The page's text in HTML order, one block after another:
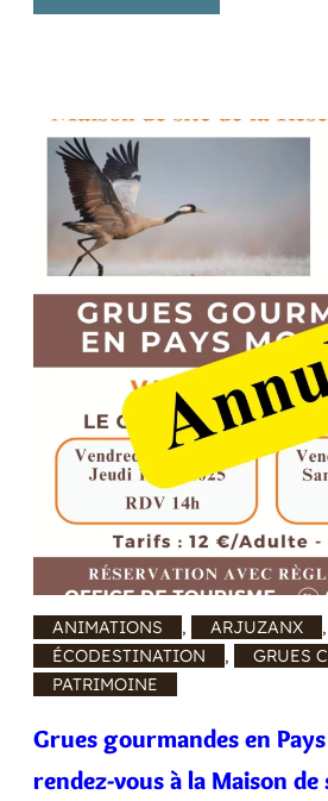
TÈRRA
ANIMATIONS , ARJUZANX
ÉCODESTINATION
, GRUES
PATRIMOINE
Grues gourmandes en
rendez-vous à la Maison